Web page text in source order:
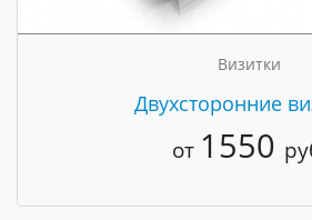
Визитки
Двухсторонние
от 1550